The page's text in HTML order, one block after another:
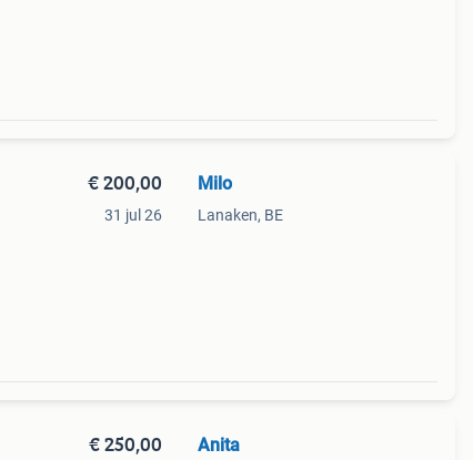
€ 200,00
31 jul 26
Milo
Lanaken, BE
€ 250,00 Anita